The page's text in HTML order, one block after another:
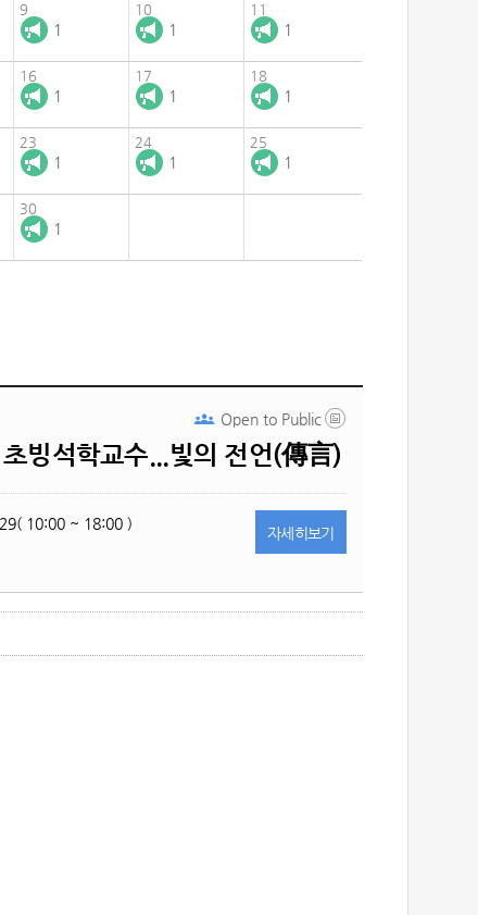
9
1
10
1
11
1
16
1
17
1
18
1
23
1
24
1
25
1
30
1
빙석학교수...빛의 전언(傳言)
Open to Public
10:00 ~ 18:00 )
자세히 보기